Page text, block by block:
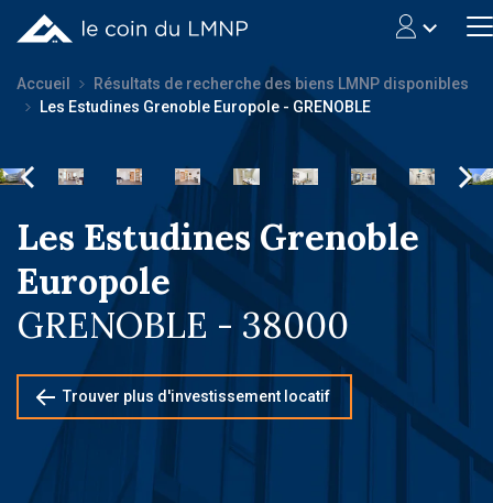
Accueil
Résultats de recherche des biens LMNP disponibles
Les Estudines Grenoble Europole - GRENOBLE
Les Estudines Grenoble
Europole
GRENOBLE - 38000
Trouver plus d'investissement locatif